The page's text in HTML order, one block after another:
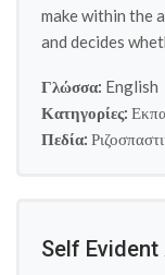
make within the
and decides
Γλώσσα: English
Κατηγορίες:
Πεδία:
Self Evident